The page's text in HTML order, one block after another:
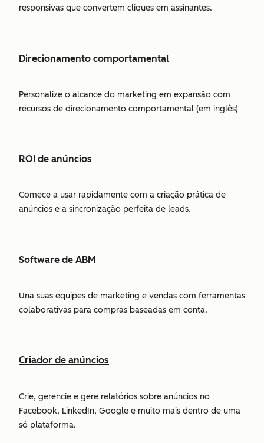
responsivas que convertem cliques em assinantes.
Direcionamento comportamental
Personalize o alcance do marketing em expansão com
recursos de direcionamento comportamental (em inglês)
ROI de anúncios
Comece a usar rapidamente com a criação prática de
anúncios e a sincronização perfeita de leads.
Software de ABM
Una suas equipes de marketing e vendas com ferramentas
colaborativas para compras baseadas em conta.
Criador de anúncios
Crie, gerencie e gere relatórios sobre anúncios no
Facebook, LinkedIn, Google e muito mais dentro de uma
só plataforma.